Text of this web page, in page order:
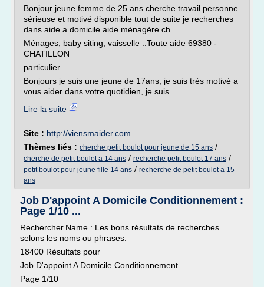
Bonjour jeune femme de 25 ans cherche travail personne
sérieuse et motivé disponible tout de suite je recherches
dans aide a domicile aide ménagère ch...
Ménages, baby siting, vaisselle ..Toute aide 69380 -
CHATILLON
particulier
Bonjours je suis une jeune de 17ans, je suis très motivé a
vous aider dans votre quotidien, je suis...
Lire la suite
Site : http://viensmaider.com
Thèmes liés : cherche petit boulot pour jeune de 15 ans /
cherche de petit boulot a 14 ans / recherche petit boulot 17 ans /
petit boulot pour jeune fille 14 ans / recherche de petit boulot a 15
ans
Job D'appoint A Domicile Conditionnement :
Page 1/10 ...
Rechercher.Name : Les bons résultats de recherches
selons les noms ou phrases.
18400 Résultats pour
Job D'appoint A Domicile Conditionnement
Page 1/10